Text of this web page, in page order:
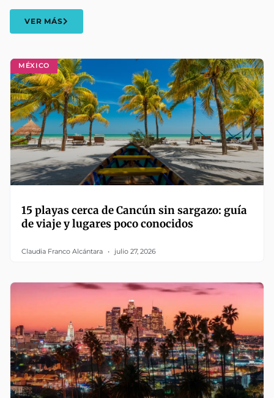
MÉXICO
15 playas cerca de Cancún sin sargazo: guía
de viaje y lugares poco conocidos
Claudia Franco Alcántara julio 27, 2026
VER MÁS